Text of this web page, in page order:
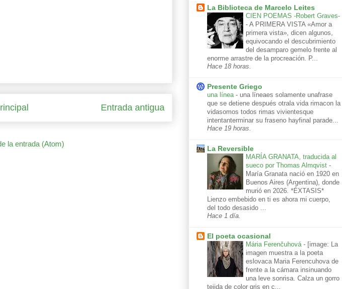
Entrada antigua
la entrada (Atom)
La Biblioteca de Marcelo Leites
CIEN POEMAS -Robert Graves-
- A PRIMERA VISTA «Amor a
primera vista», dicen algunos,
equivocando el descubrimiento
del desamparo gemelo frente al
enorme arrastre de la procreación. P...
Hace 18 horas.
Presente Griego
una línea - una líneaes solamente unafrase
que se detiene después otrala vida rimacon la
vidasomos todos rimas vivientesque
intentanterminar su fraseno hayfinal parade...
Hace 19 horas.
La Reversible
MARÍA GRANATA, traducida al
sueco por Thomas Almqvist -
María Granata nació en 1920 en
Buenos Aires (Argentina), donde
murió en 2026. *ÉXTASIS*
Lienzo embebido en ti es ahora mi cuerpo,
del todo desasido ...
Hace 1 día.
El poeta ocasional
Mária Ferenčuhová - [image: La
imagen muestra a la poeta
eslovaca Maria Ferencuhova de
frente a la cámara insinuando
una leve sonrisa. Calza un gorro
tejida de color gris en c...